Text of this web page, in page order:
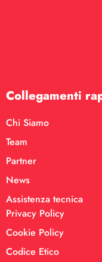
Collegamenti
Chi Siamo
Team
Partner
News
Assistenza tecnica
Privacy Policy
Cookie Policy
Codice Etico